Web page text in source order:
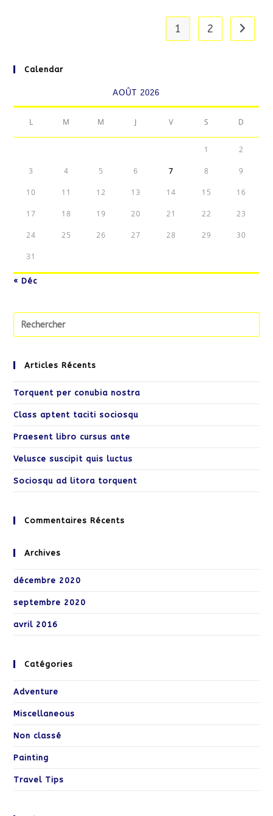
1 2 Aller à
Calendar
AOÛT 2026
L M M J V S D
1 2
3 4 5 6 7 8 9
10 11 12 13 14 15 16
17 18 19 20 21 22 23
24 25 26 27 28 29 30
31
« Déc
Articles Récents
Torquent per conubia nostra
Class aptent taciti sociosqu
Praesent libro cursus ante
Velusce suscipit quis luctus
Sociosqu ad litora torquent
Commentaires Récents
Archives
décembre 2020
septembre 2020
avril 2016
Catégories
Adventure
Miscellaneous
Non classé
Painting
Travel Tips